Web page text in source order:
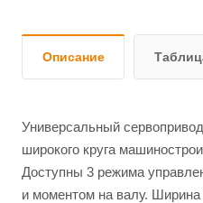
Описание
Универсальный
широкого круга
Доступны 3 режима
и моментом на валу.